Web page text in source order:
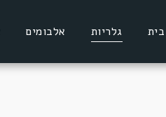
בית גלריות אלבומים